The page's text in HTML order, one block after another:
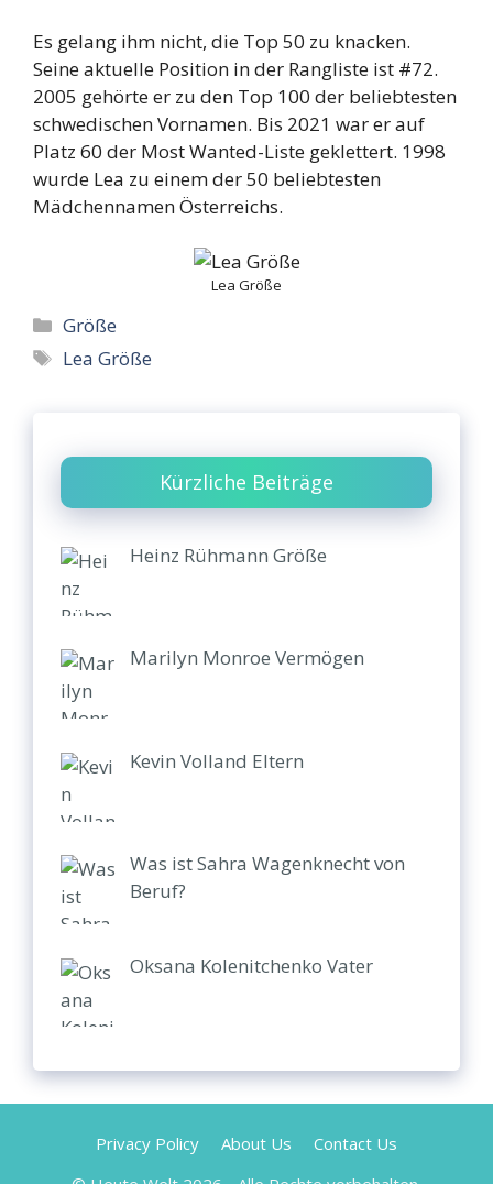
Es gelang ihm nicht, die Top 50 zu knacken.
Seine aktuelle Position in der Rangliste ist #72.
2005 gehörte er zu den Top 100 der beliebtesten
schwedischen Vornamen. Bis 2021 war er auf
Platz 60 der Most Wanted-Liste geklettert. 1998
wurde Lea zu einem der 50 beliebtesten
Mädchennamen Österreichs.
Lea Größe
Categories
Größe
Tags
Lea Größe
Kürzliche Beiträge
Heinz Rühmann Größe
Marilyn Monroe Vermögen
Kevin Volland Eltern
Was ist Sahra Wagenknecht von
Beruf?
Oksana Kolenitchenko Vater
Privacy Policy About Us
Contact Us